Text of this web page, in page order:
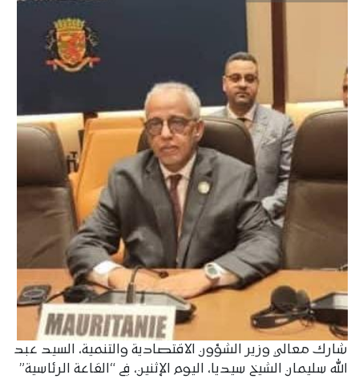
شارك معالي وزير الشؤون الاقتصادية والتنمية، السيد عبد
الله سليمان الشيخ سيديا، اليوم الإثنين، في “القاعة الرئاسية”